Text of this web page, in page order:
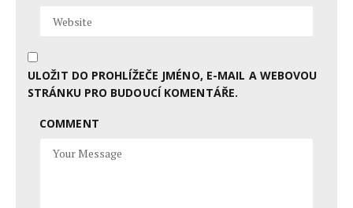
ULOŽIT DO PROHLÍŽEČE JMÉNO, E-MAIL A WEBOVOU
STRÁNKU PRO BUDOUCÍ KOMENTÁŘE.
COMMENT